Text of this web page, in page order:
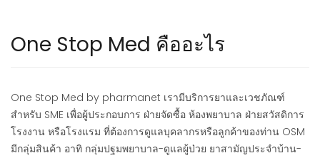
One Stop Med คืออะไร
One Stop Med by pharmanet เรามีบริการยาและเวชภัณฑ์
สำหรับ SME เพื่อผู้ประกอบการ ฝ่ายจัดซื้อ ห้องพยาบาล ฝ่ายสวัสดิการ
โรงงาน หรือโรงแรม ที่ต้องการดูแลบุคลากรหรือลูกค้าของท่าน OSM
มีกลุ่มสินค้า อาทิ กลุ่มปฐมพยาบาล-ดูแลผู้ป่วย ยาสามัญประจำบ้าน-